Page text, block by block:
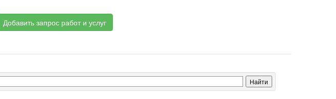
Добавить запрос работ и услуг